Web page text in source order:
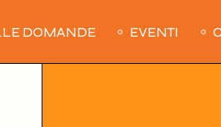
DOMANDE EVENTI